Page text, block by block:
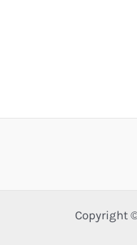
Copyright